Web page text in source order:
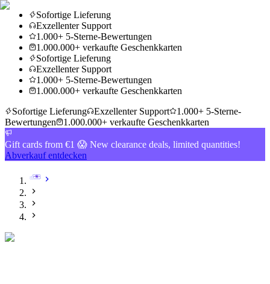
Sofortige Lieferung
Exzellenter Support
1.000+ 5-Sterne-Bewertungen
1.000.000+ verkaufte Geschenkkarten
Sofortige Lieferung
Exzellenter Support
1.000+ 5-Sterne-Bewertungen
1.000.000+ verkaufte Geschenkkarten
Sofortige Lieferung
Exzellenter Support
1.000+ 5-Sterne-
Bewertungen
1.000.000+ verkaufte Geschenkkarten
Gift cards from €1 😱 New clearance deals, limited quantities!
Abverkauf entdecken